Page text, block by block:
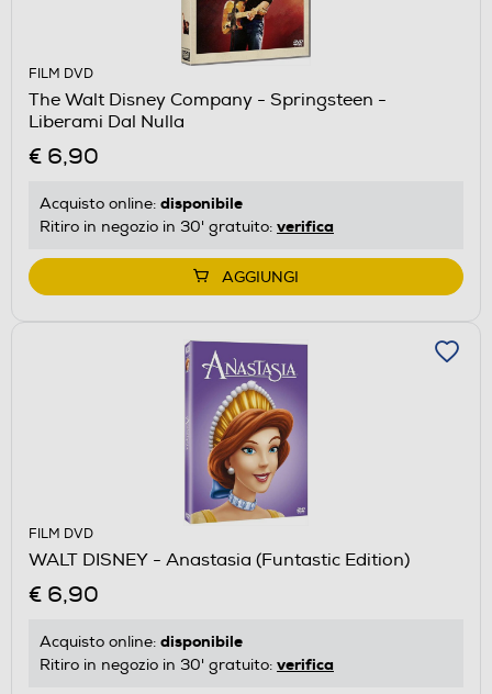
FILM DVD
The Walt Disney Company - Springsteen -
Liberami Dal Nulla
€ 6,90
Acquisto online: disponibile
Ritiro in negozio in 30' gratuito: verifica
AGGIUNGI
FILM DVD
WALT DISNEY - Anastasia (Funtastic Edition)
€ 6,90
Acquisto online: disponibile
Ritiro in negozio in 30' gratuito: verifica